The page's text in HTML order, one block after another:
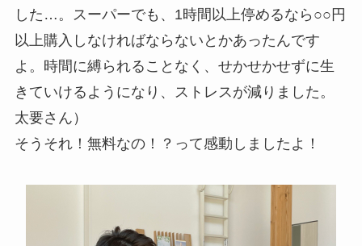
した…。スーパーでも、1時間以上停めるなら○○円
以上購入しなければならないとかあったんです
よ。時間に縛られることなく、せかせかせずに生
きていけるようになり、ストレスが減りました。
太要さん）
そうそれ！無料なの！？って感動しましたよ！